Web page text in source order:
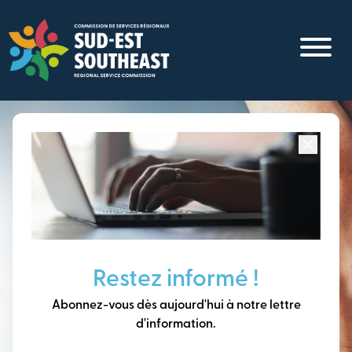
contenu
principal
Restez informé !
Abonnez-vous dès aujourd'hui à notre lettre
d'information.
Concentré sur toutes les communautés du
Nouveau-Brunswick
construire notre avenir